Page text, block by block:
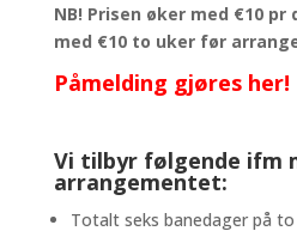
NB! Prisen øker med €10
med €10 to uker før
Påmelding gjøres her!
Vi tilbyr følgende ifm
arrangementet:
Totalt seks banedager på